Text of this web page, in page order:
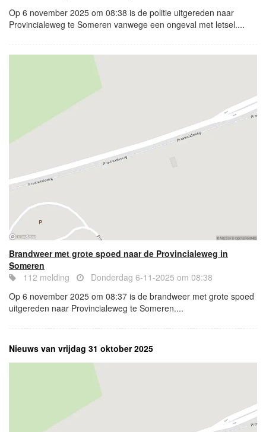
Op 6 november 2025 om 08:38 is de politie uitgereden naar
Provincialeweg te Someren vanwege een ongeval met letsel....
Brandweer met grote spoed naar de Provincialeweg in
Someren
112 melding
Donderdag 6-11-2025 om 08:38
Op 6 november 2025 om 08:37 is de brandweer met grote spoed
uitgereden naar Provincialeweg te Someren....
Nieuws van vrijdag 31 oktober 2025